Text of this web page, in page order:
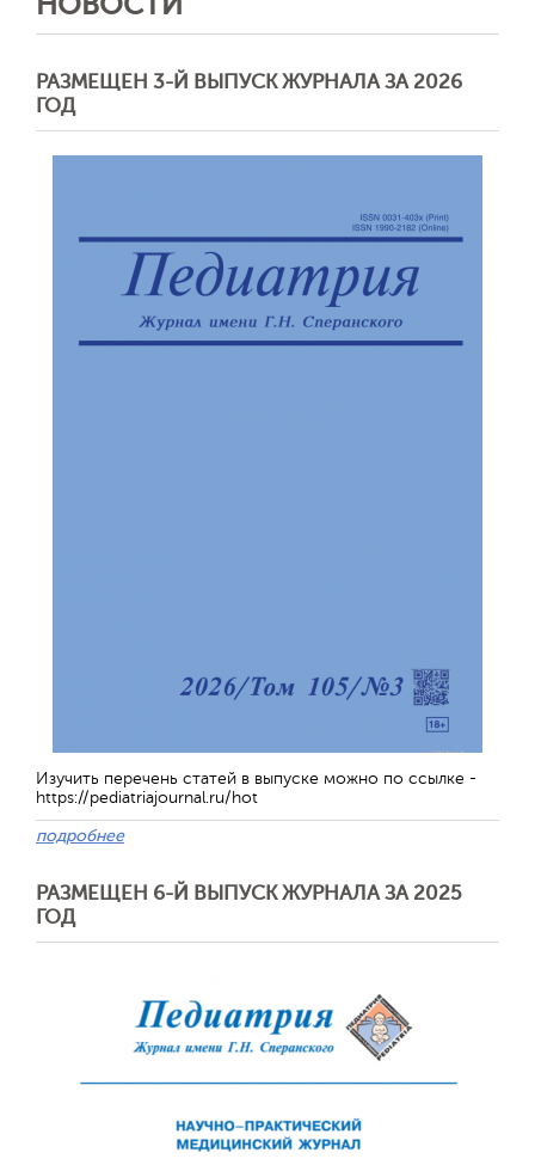
РАЗМЕЩЕН 3-Й ВЫПУСК ЖУРНАЛА ЗА 2026
ГОД
Изучить перечень статей в выпуске можно по ссылке -
https://pediatriajournal.ru/hot
подробнее
РАЗМЕЩЕН 6-Й ВЫПУСК ЖУРНАЛА ЗА 2025
ГОД
Отправить